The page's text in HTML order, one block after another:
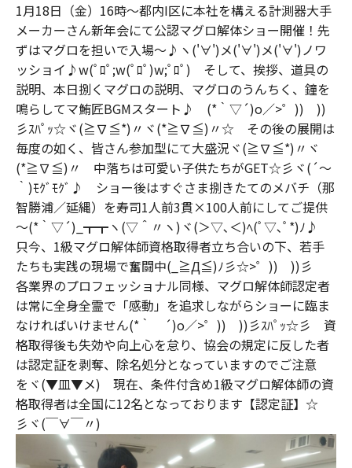
1月18日（金）16時～都内I区に本社を構える計測器大手
メーカーさん新年会にて公認マグロ解体ショー開催！先
ずはマグロを担いで入場～♪ヽ('∀')メ('∀')メ('∀')ノワ
ッショイ♪w(ﾟﾛﾟ;w(ﾟﾛﾟ)w;ﾟﾛﾟ) そして、挨拶、道具の
説明、本日捌くマグロの説明、マグロのうんちく、鐘を
鳴らしてマ鮪匠BGMスタート♪ (*｀▽´)o／>゜)) ))
彡ｽﾊﾟｯ☆ヾ(≧∇≦*)〃ヾ(*≧∇≦)〃☆ その後の展開は
毎度の如く、皆さん参加型にて大盛況ヾ(≧∇≦*)〃ヾ
(*≧∇≦)〃 中落ちは可愛い子供たちがGET☆彡ヾ(´～
｀)ﾓｸﾞﾓｸﾞ♪ ショー後はすぐさま捌きたてのメバチ（那
智勝浦／延縄）を寿司1人前3貫×100人前にしてご提供
～(*｀▽´)_┳┳ヽ(▽＾〃ヽ)ヾ(＞▽､＜)ﾍ(ﾟ▽､ﾟ*)ﾉ♪
只今、1級マグロ解体師資格取得者立ち合いの下、若手
たちも実践の現場で奮闘中(_≧Д≦)ﾉ彡☆>゜)) ))彡
各業界のプロフェッショナル同様、マグロ解体師認定者
は常に全身全霊で「感動」を追求しながらショーに臨ま
なければいけません(*｀ ´)o／>゜)) ))彡ｽﾊﾟｯ☆彡 資
格取得後も失効や向上心を怠り、協会の規定に反した者
は認定証を剥奪、除名処分となっていますのでご注意
をヾ(▼皿▼メ) 現在、条件付含め1級マグロ解体師の資
格取得者は全国に12名となっております【認定証】☆
彡ヾ(￣∀￣〃)